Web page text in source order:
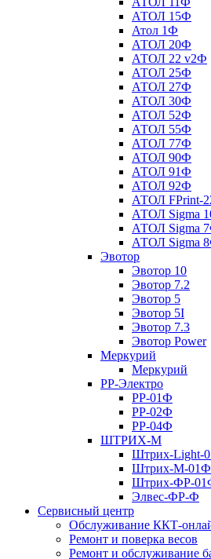
АТОЛ 15Ф
Атол 1Ф
АТОЛ 20Ф
АТОЛ 22 v2Ф
АТОЛ 25Ф
АТОЛ 27Ф
АТОЛ 30Ф
АТОЛ 52Ф
АТОЛ 55Ф
АТОЛ 77Ф
АТОЛ 90Ф
АТОЛ 91Ф
АТОЛ 92Ф
АТОЛ FPrint-
АТОЛ Sigma
АТОЛ Sigma
АТОЛ Sigma
Эвотор
Эвотор 10
Эвотор 7.2
Эвотор 5
Эвотор 5I
Эвотор 7.3
Эвотор Power
Меркурий
Меркурий
РР-Электро
РР-01Ф
РР-02Ф
РР-04Ф
ШТРИХ-М
Штрих-Light-
Штрих-М-
Штрих-ФР-
Элвес-ФР-Ф
Сервисный центр
Обслуживание ККТ-
Ремонт и поверка весов
Ремонт и обслуживание